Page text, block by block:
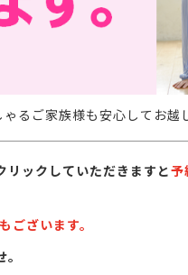
るご家族様も安心してお越
リックしていただきますと予
ございます。